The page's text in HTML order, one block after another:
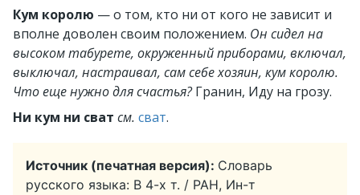
Кум королю — о том, кто ни от кого не зависит и
вполне доволен своим положением. Он сидел на
высоком табурете, окруженный приборами, включал,
выключал, настраивал, сам себе хозяин, кум королю.
Что еще нужно для счастья?Гранин, Иду на грозу.
Ни кум ни сват см. сват.
Источник (печатная версия): Словарь
русского языка: В 4-х т. / РАН, Ин-т